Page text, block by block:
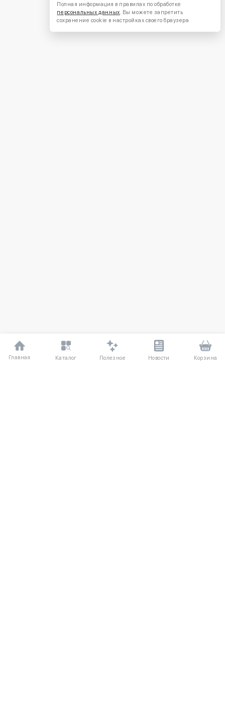
Главная Каталог Полезное Новости Корзина
Полная информация в правилах по обработке
персональных данных. Вы можете запретить
сохранение cookie в настройках своего браузера